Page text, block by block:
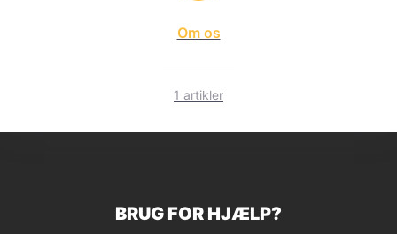
Om os
1 artikler
BRUG FOR HJÆLP?